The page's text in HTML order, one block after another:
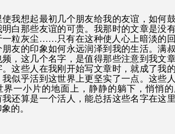
我想起最初几个朋友给我的友谊，如何
明白那些友谊的可贵。我那时的文章是没
一粒灰尘……只有在这种使人心上暗淡的
朋友的印象如何永远润泽到我的生活。满
频，这几个名字，是值得那些注意到我文
。这些人在我刚开始写文章时，就成了我
我似乎活到这世界上更坚实了一点。这些
界一小片的地面上，静静的躺下，悄悄
我还算是一个活人，能总括这些名字在这
的。